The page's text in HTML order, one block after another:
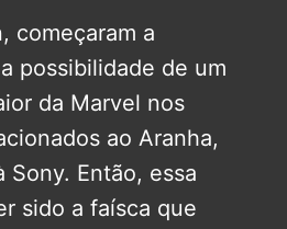
começaram a
possibilidade de um
da Marvel nos
ao Aranha,
Então, essa
sido a faísca que